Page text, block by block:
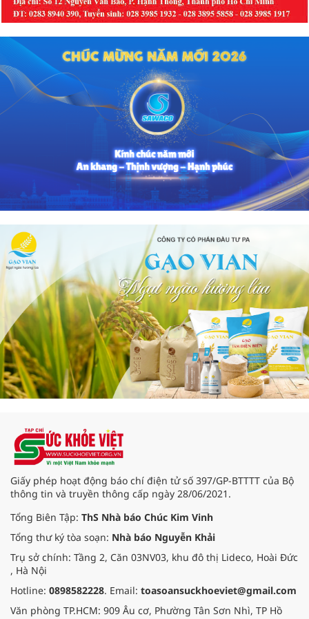
Giấy phép hoạt động báo chí điện tử số 397/GP-BTTTT của Bộ
thông tin và truyền thông cấp ngày 28/06/2021.
Tổng Biên Tập: ThS Nhà báo Chúc Kim Vinh
Tổng thư ký tòa soạn: Nhà báo Nguyễn Khải
Trụ sở chính: Tầng 2, Căn 03NV03, khu đô thị Lideco, Hoài Đức
, Hà Nội
Hotline: 0898582228. Email: toasoansuckhoeviet@gmail.com
Văn phòng TP.HCM: 909 Âu cơ, Phường Tân Sơn Nhì, TP Hồ